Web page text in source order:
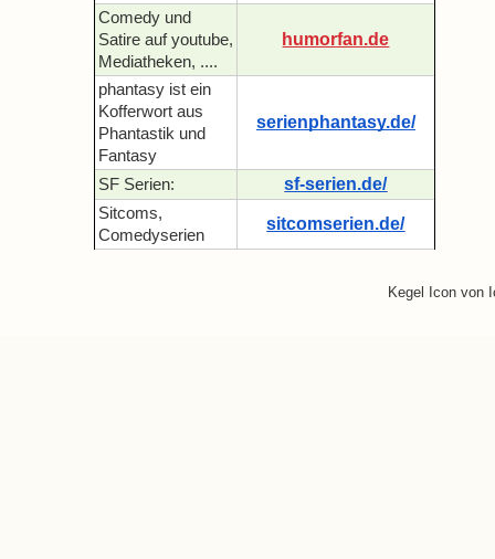
Comedy und
Satire auf youtube,
Mediatheken, ....
humorfan.de
phantasy ist ein
Kofferwort aus
Phantastik und
Fantasy
serienphantasy.de/
SF Serien: sf-serien.de/
Sitcoms,
Comedyserien
sitcomserien.de/
Kegel Icon von